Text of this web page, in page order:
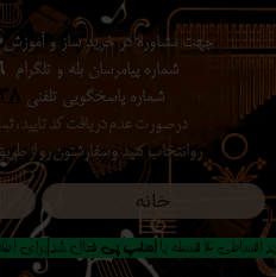
خانه
جهت مشاوره در خرید ساز و آموزش با
شماره پیامرسان بله و تلگرام
شماره پاسخگویی تلفنی
در صورت عدم دریافت کد تایید
رو انتخاب کنید ​​​​​​​ و سفارشتون رو از
حساب کاربری من
تغییر گذر واژه
سفارشات
خروج از حساب کاربری
اقساطی 4 قسطه با اسنپ پی فعال شد|برای